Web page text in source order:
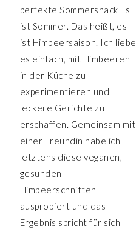
perfekte Sommersnack Es
ist Sommer. Das heißt, es
ist Himbeersaison. Ich liebe
es einfach, mit Himbeeren
in der Küche zu
experimentieren und
leckere Gerichte zu
erschaffen. Gemeinsam mit
einer Freundin habe ich
letztens diese veganen,
gesunden
Himbeerschnitten
ausprobiert und das
Ergebnis spricht für sich